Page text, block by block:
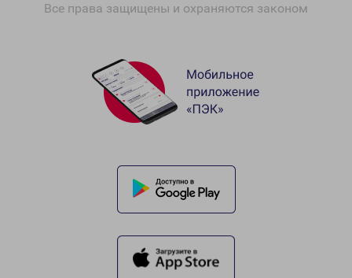
Все права защищены и охраняются законом